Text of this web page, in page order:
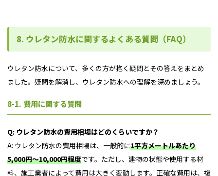
8. ウレタン防水に関するよくある質問（FAQ）
ウレタン防水について、多くの方が抱く疑問とその答えをまとめ
ました。疑問を解消し、ウレタン防水への理解を深めましょう。
8-1. 費用に関する質問
Q: ウレタン防水の費用相場はどのくらいですか？
A: ウレタン防水の費用相場は、一般的に1平方メートルあたり
5,000円～10,000円程度です。ただし、建物の状態や使用する材
料、施工業者によって費用は大きく変動します。正確な費用は、複